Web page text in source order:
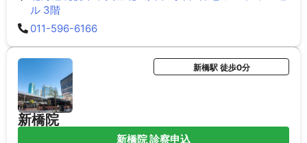
ル 3階
011-596-6166
新橋院
新橋駅 徒歩0分
新橋院 診察申込